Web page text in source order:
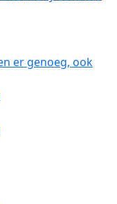
er genoeg, ook